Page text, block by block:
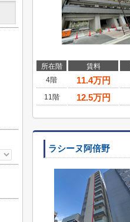
所在階 賃料
4階
11.4万円
11階
12.5万円
ラシーヌ阿倍野